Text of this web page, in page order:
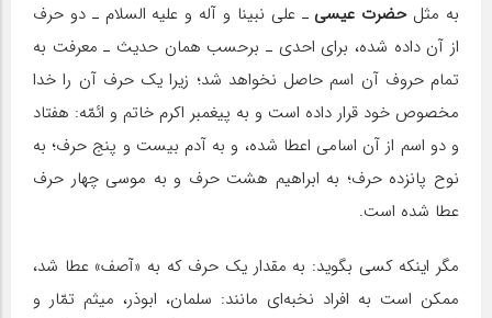
به مثلحضرت عیسى ـ ‌على نبینا و آله و علیه السلام‌ ـ دو حرف
از آن داده شده، براى احدى ـ برحسب همان حدیث‌ ـ معرفت به
تمام حروف آن اسم حاصل نخواهد شد؛ زیرا یک حرف آن را خدا
مخصوص خود قرار داده است و به پیغمبر اکرم خاتم و ائمّه: هفتاد
و دو اسم از آن اسامى اعطا شده، و به آدم بیست و پنج حرف؛ به
نوح پانزده حرف؛ به ابراهیم هشت حرف و به موسى چهار حرف
عطا شده است.
مگر‌ اینکه کسى بگوید: به مقدار یک حرف که به «آصف» عطا شد،
ممکن است به افراد نخبه‌اى مانند: سلمان، ابوذر، میثم تمّار و